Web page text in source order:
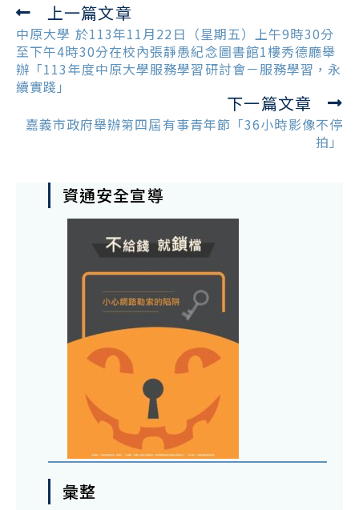
Read
more
articles
上一篇文章
中原大學 於113年11月22日（星期五）上午9時30分
至下午4時30分在校內張靜愚紀念圖書館1樓秀德廳舉
辦「113年度中原大學服務學習研討會－服務學習，永
續實踐」
下一篇文章
嘉義市政府舉辦第四屆有事青年節「36小時影像不停
拍」
資通安全宣導
彙整